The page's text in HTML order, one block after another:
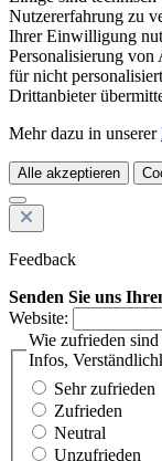
Nutzererfahrung zu
Ihrer Einwilligung
Personalisierung
für nicht
Drittanbieter
Mehr dazu in unserer
Alle akzeptieren
Feedback
Senden Sie uns
Website:
Wie zufrieden
Infos,
Sehr zufrieden
Zufrieden
Neutral
Unzufrieden